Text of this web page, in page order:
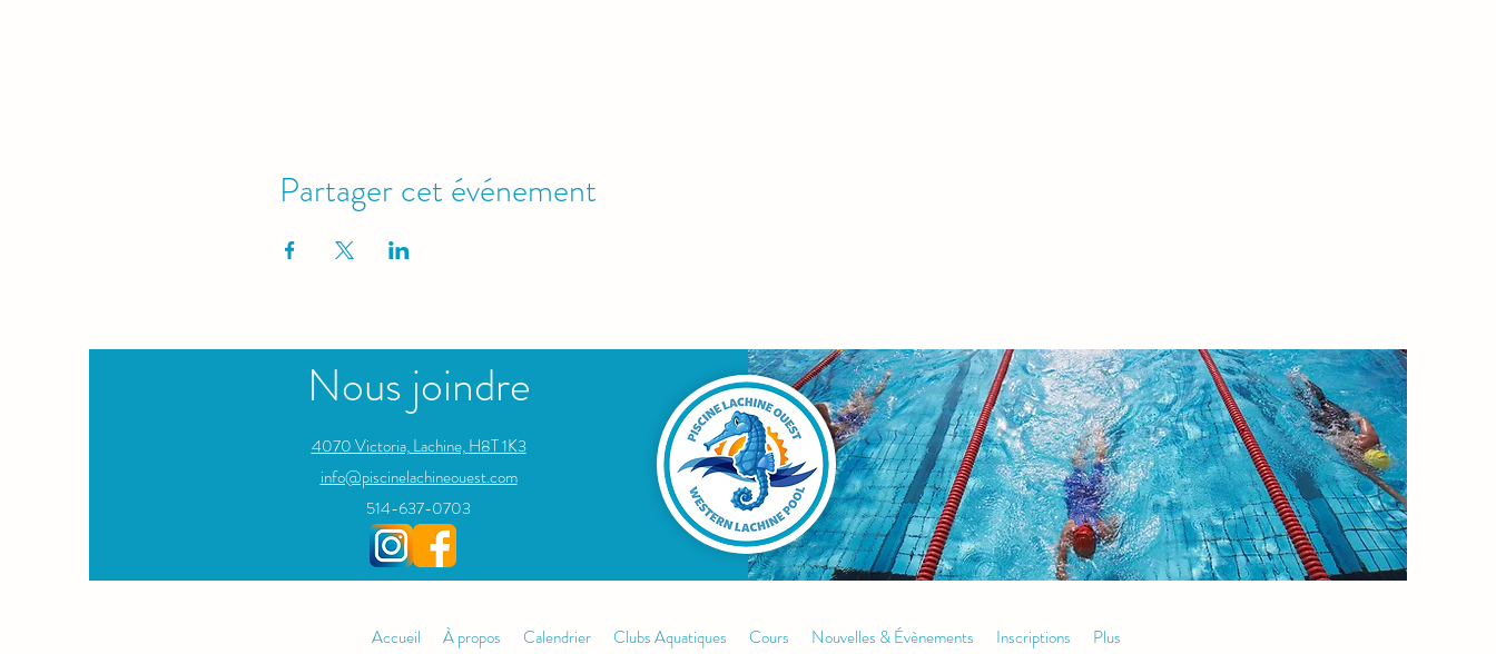
Partager cet événement
Nous joindre
4070 Victoria, Lachine, H8T 1K3
info@piscinelachineouest.com​
514-637-0703
Accueil À propos Calendrier Clubs Aquatiques Cours Nouvelles & Évènements Inscriptions Plus